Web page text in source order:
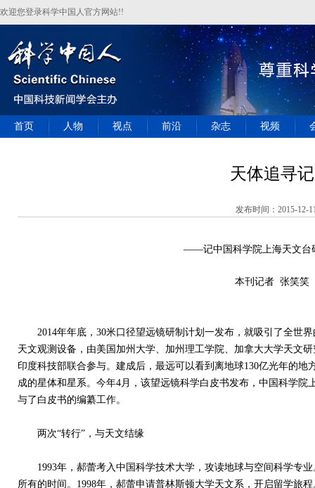
欢迎您登录科学中国人官方网站!!
首页 人物 视点 前沿 杂志 视频
天体追寻记
发布时间：2015-12-
——记中国科学院上海天文台
本刊记者 张笑笑
2014年年底，30米口径望远镜研制计划一发布，就吸引了全世
天文观测设备，由美国加州大学、加州理工学院、加拿大大学天文
印度科技部联合参与。建成后，最远可以看到离地球130亿光年的
成的星体和星系。今年4月，该望远镜科学白皮书发布，中国科学
与了白皮书的编纂工作。
两次“转行”，与天文结缘
1993年，郝蕾考入中国科学技术大学，攻读地球与空间科学专业
所有的时间。1998年，郝蕾申请普林斯顿大学天文系，开启留学旅